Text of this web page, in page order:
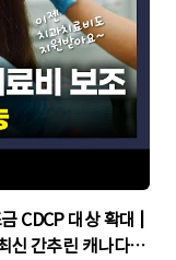
CDCP 대상 확대 |
신 간추린 캐나다뉴